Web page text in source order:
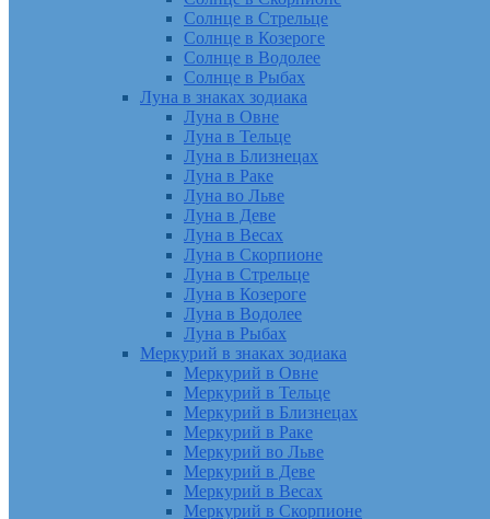
Солнце в Стрельце
Солнце в Козероге
Солнце в Водолее
Солнце в Рыбах
Луна в знаках зодиака
Луна в Овне
Луна в Тельце
Луна в Близнецах
Луна в Раке
Луна во Льве
Луна в Деве
Луна в Весах
Луна в Скорпионе
Луна в Стрельце
Луна в Козероге
Луна в Водолее
Луна в Рыбах
Меркурий в знаках зодиака
Меркурий в Овне
Меркурий в Тельце
Меркурий в Близнецах
Меркурий в Раке
Меркурий во Льве
Меркурий в Деве
Меркурий в Весах
Меркурий в Скорпионе